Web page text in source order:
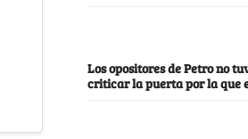
Los opositores de Petro no
criticar la puerta por la que